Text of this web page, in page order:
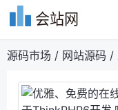
会站网
源码市场 / 网站源码 /